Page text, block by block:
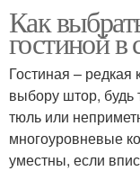
Как
гостиной в
Гостиная – редкая
выбору штор, будь
тюль или
многоуровневые
уместны, если